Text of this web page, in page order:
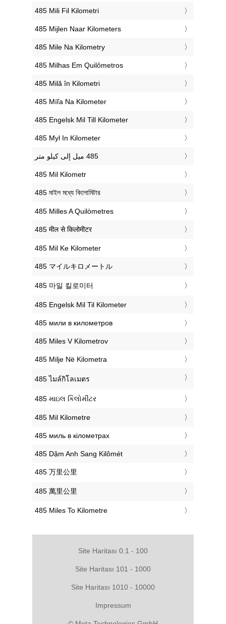
‎485 Mili Fil Kilometri
‎485 Mijlen Naar Kilometers
‎485 Mile Na Kilometry
‎485 Milhas Em Quilômetros
‎485 Milă în Kilometri
‎485 Míľa Na Kilometer
‎485 Engelsk Mil Till Kilometer
‎485 Myl In Kilometer
‎485 Mil Kilometr
‎485 মাইল মধ্যে কিলোমিটার
‎485 Milles A Quilòmetres
‎485 मील से किलोमीटर
‎485 Mil Ke Kilometer
‎485 マイルキロメートル
‎485 마일 킬로미터
‎485 Engelsk Mil Til Kilometer
‎485 мили в километров
‎485 Miles V Kilometrov
‎485 Milje Në Kilometra
‎485 ไมล์กิโลเมตร
‎485 માઇલ કિલોમીટર
‎485 Mil Kilometre
‎485 миль в кілометрах
‎485 Dặm Anh Sang Kilômét
‎485 万里公里
‎485 萬里公里
‎485 Miles To Kilometre
Site Haritası 0.1 - 100
Site Haritası 101 - 1000
Site Haritası 1010 - 10000
Impressum